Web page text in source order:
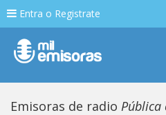
Entra o Registrate
Emisoras de radio Pública